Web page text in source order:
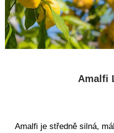
Amalfi
Amalfi je středně silná,